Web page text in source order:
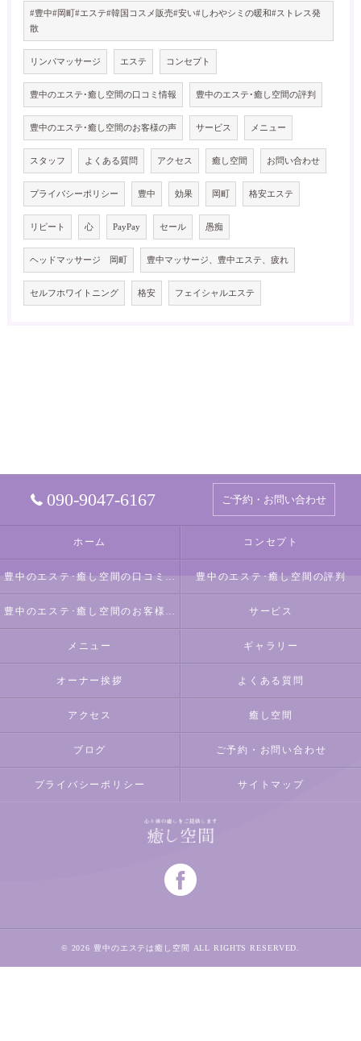
#豊中#岡町#エステ#韓国コスメ販売#安い#しわやシミの暖和#ストレス発
散
リンパマッサージ エステ コンセプト
豊中のエステ･癒し空間の口コミ情報 豊中のエステ･癒し空間の評判
豊中のエステ･癒し空間のお客様の声 サービス メニュー
スタッフ よくある質問 アクセス 癒し空間 お問い合わせ
プライバシーポリシー 豊中 効果 岡町 格安エステ
リピート 心 PayPay セール 愚痴
ヘッドマッサージ 岡町 豊中マッサージ、豊中エステ、疲れ
セルフホワイトニング 格安 フェイシャルエステ
090-9047-6167 ご予約・お問い合わせ
ホーム コンセプト
豊中のエステ･癒し空間の口コミ情報 豊中のエステ･癒し空間の評判
豊中のエステ･癒し空間のお客様の声 サービス
メニュー ギャラリー
オーナー挨拶 よくある質問
アクセス 癒し空間
ブログ ご予約・お問い合わせ
プライバシーポリシー サイトマップ
© 2026 豊中のエステは癒し空間 ALL RIGHTS RESERVED.